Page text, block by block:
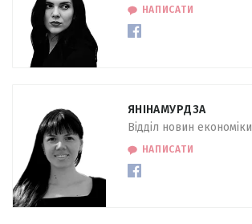
НАПИСАТИ
ЯНІНАМУРДЗА
Відділ новин економіки
НАПИСАТИ